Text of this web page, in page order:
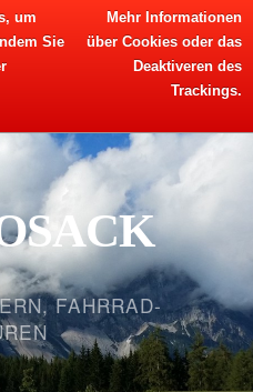
um
Sie
Mehr Informationen
über Cookies oder das
Deaktiveren des
Trackings.
FAHRRAD-